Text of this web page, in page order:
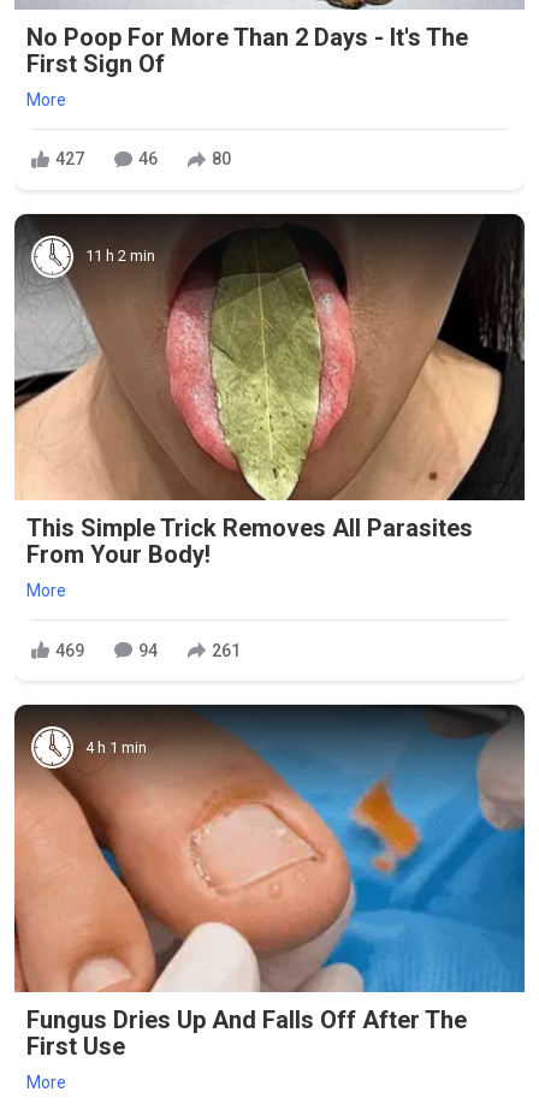
No Poop For More Than 2 Days - It's The
First Sign Of
More
427 46 80
11 h 2 min
This Simple Trick Removes All Parasites
From Your Body!
More
469 94 261
4 h 1 min
Fungus Dries Up And Falls Off After The
First Use
More